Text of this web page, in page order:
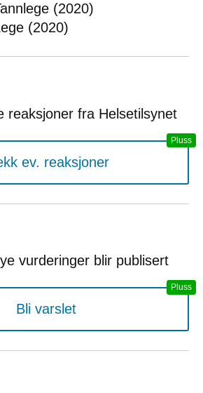
(2020)
(2020)
reaksjoner fra Helsetilsynet
ev. reaksjoner
vurderinger blir publisert
Bli varslet